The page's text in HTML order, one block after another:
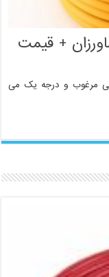
+ قیمت
مرغوب و درجه یک می